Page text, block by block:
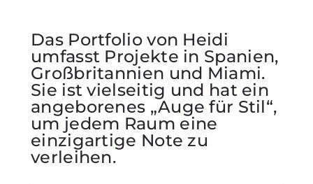
Das Portfolio von Heidi
umfasst Projekte in Spanien,
Großbritannien und Miami.
Sie ist vielseitig und hat ein
angeborenes „Auge für Stil“,
um jedem Raum eine
einzigartige Note zu
verleihen.